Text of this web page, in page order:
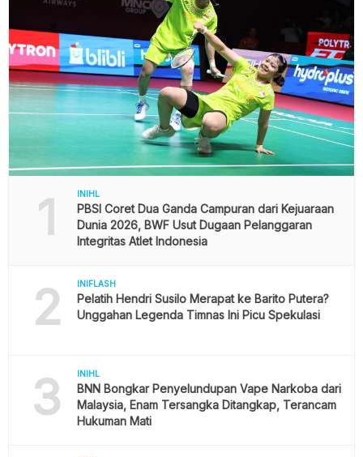
1 INIHL
PBSI Coret Dua Ganda Campuran dari Kejuaraan
Dunia 2026, BWF Usut Dugaan Pelanggaran
Integritas Atlet Indonesia
2 INIFLASH
Pelatih Hendri Susilo Merapat ke Barito Putera?
Unggahan Legenda Timnas Ini Picu Spekulasi
3 INIHL
BNN Bongkar Penyelundupan Vape Narkoba dari
Malaysia, Enam Tersangka Ditangkap, Terancam
Hukuman Mati